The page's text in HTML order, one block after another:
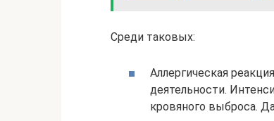
Среди таковых:
Аллергическая
деятельности.
кровяного выброса.